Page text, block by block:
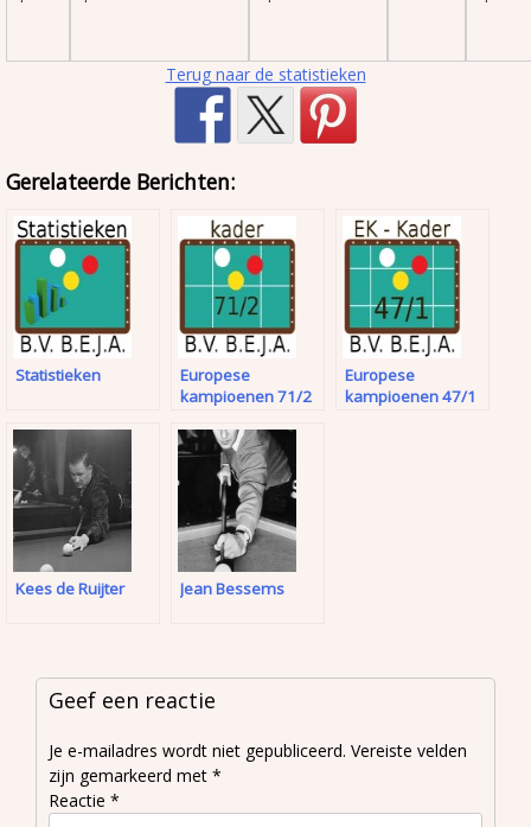
Terug naar de statistieken
Gerelateerde Berichten:
Statistieken
Europese
kampioenen 71/2
Europese
kampioenen 47/1
Kees de Ruijter Jean Bessems
Geef een reactie
Je e-mailadres wordt niet gepubliceerd. Vereiste velden
zijn gemarkeerd met *
Reactie *